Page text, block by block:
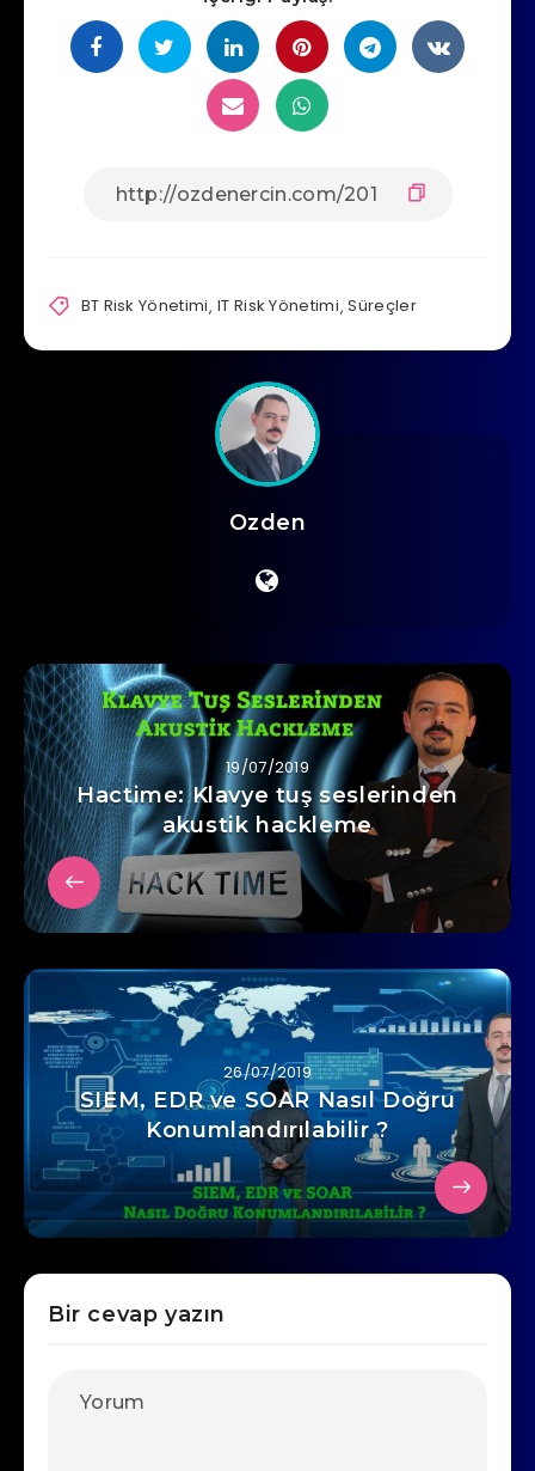
BT Risk Yönetimi,IT Risk Yönetimi,Süreçler
Ozden
19/07/2019
Hactime: Klavye tuş seslerinden
akustik hackleme
26/07/2019
SIEM, EDR ve SOAR Nasıl Doğru
Konumlandırılabilir ?
Bir cevap yazın